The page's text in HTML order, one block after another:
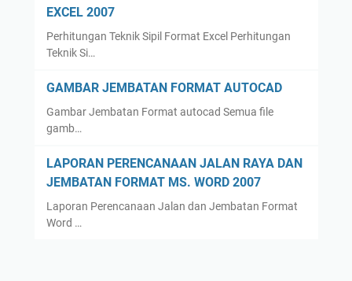
EXCEL 2007
Perhitungan Teknik Sipil Format Excel Perhitungan
Teknik Si…
GAMBAR JEMBATAN FORMAT AUTOCAD
Gambar Jembatan Format autocad Semua file
gamb…
LAPORAN PERENCANAAN JALAN RAYA DAN
JEMBATAN FORMAT MS. WORD 2007
Laporan Perencanaan Jalan dan Jembatan Format
Word …